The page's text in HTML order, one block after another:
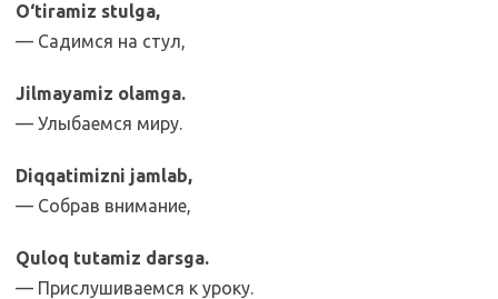
O‘tiramiz stulga,
— Садимся на стул,
Jilmayamiz olamga.
— Улыбаемся миру.
Diqqatimizni jamlab,
— Собрав внимание,
Quloq tutamiz darsga.
— Прислушиваемся к уроку.